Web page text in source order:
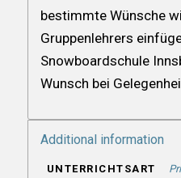
bestimmte Wünsche
Gruppenlehrers
Snowboardschule
Wunsch bei
Additional information
UNTERRICHTSART